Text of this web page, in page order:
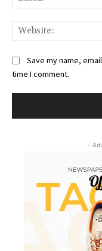
Save my name,
time I comment.
-